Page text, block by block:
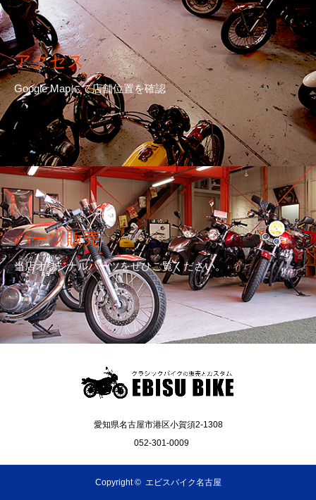
アクセス
Google Mapにて店舗位置を確認
パーツ販売
当店オリジナルパーツをぜひご覧ください。
愛知県名古屋市港区小賀須2-1308
052-301-0009
Copyright © エビスバイク名古屋